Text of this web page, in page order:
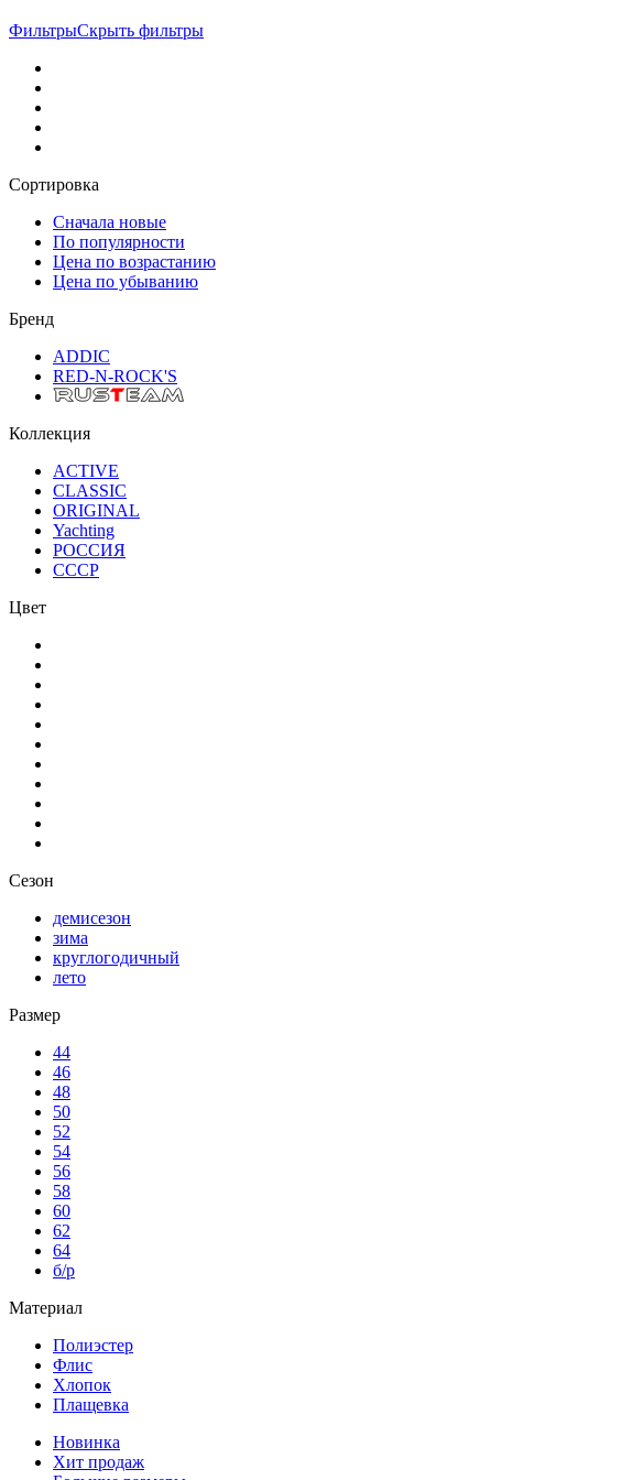
ФильтрыСкрыть фильтры
Сортировка
Сначала новые
По популярности
Цена по возрастанию
Цена по убыванию
Бренд
ADDIC
RED-N-ROCK'S
Коллекция
ACTIVE
CLASSIC
ORIGINAL
Yachting
РОССИЯ
СССР
Цвет
Сезон
демисезон
зима
круглогодичный
лето
Размер
44
46
48
50
52
54
56
58
60
62
64
б/р
Материал
Полиэстер
Флис
Хлопок
Плащевка
Новинка
Хит продаж